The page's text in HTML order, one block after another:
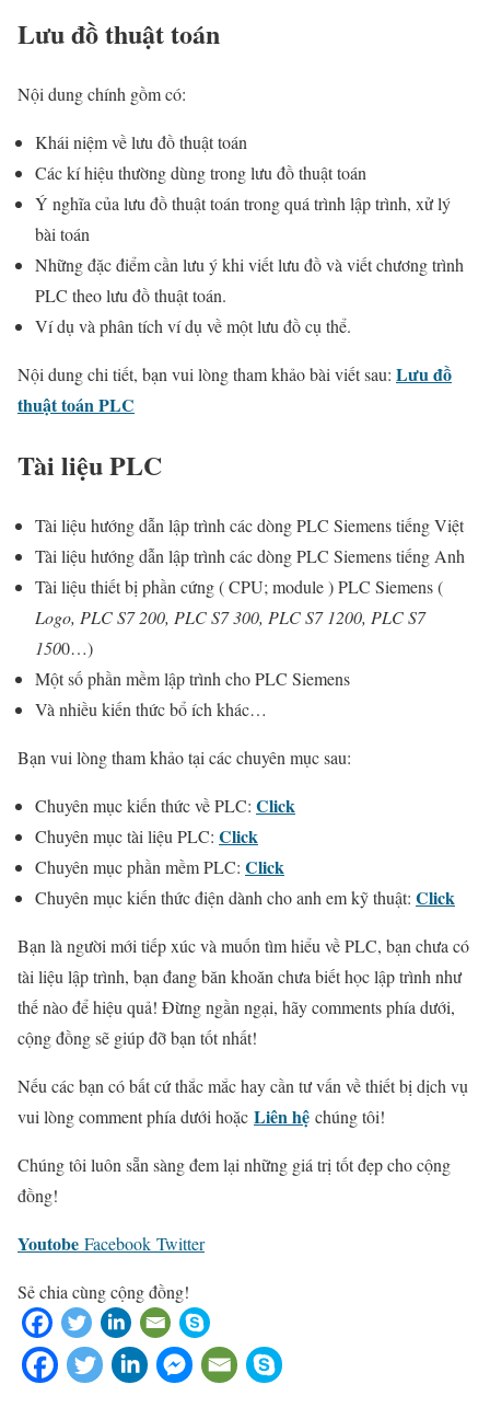
Lưu đồ thuật toán
Nội dung chính gồm có:
Khái niệm về lưu đồ thuật toán
Các kí hiệu thường dùng trong lưu đồ thuật toán
Ý nghĩa của lưu đồ thuật toán trong quá trình lập trình, xử lý
bài toán
Những đặc điểm cần lưu ý khi viết lưu đồ và viết chương trình
PLC theo lưu đồ thuật toán.
Ví dụ và phân tích ví dụ về một lưu đồ cụ thể.
Nội dung chi tiết, bạn vui lòng tham khảo bài viết sau: Lưu đồ
thuật toán PLC
Tài liệu PLC
Tài liệu hướng dẫn lập trình các dòng PLC Siemens tiếng Việt
Tài liệu hướng dẫn lập trình các dòng PLC Siemens tiếng Anh
Tài liệu thiết bị phần cứng ( CPU; module ) PLC Siemens (
Logo, PLC S7 200, PLC S7 300, PLC S7 1200, PLC S7
1500…)
Một số phần mềm lập trình cho PLC Siemens
Và nhiều kiến thức bổ ích khác…
Bạn vui lòng tham khảo tại các chuyên mục sau:
Chuyên mục kiến thức về PLC: Click
Chuyên mục tài liệu PLC: Click
Chuyên mục phần mềm PLC: Click
Chuyên mục kiến thức điện dành cho anh em kỹ thuật: Click
Bạn là người mới tiếp xúc và muốn tìm hiểu về PLC, bạn chưa có
tài liệu lập trình, bạn đang băn khoăn chưa biết học lập trình như
thế nào để hiệu quả! Đừng ngần ngại, hãy comments phía dưới,
cộng đồng sẽ giúp đỡ bạn tốt nhất!
Nếu các bạn có bất cứ thắc mắc hay cần tư vấn về thiết bị dịch vụ
vui lòng comment phía dưới hoặc Liên hệ chúng tôi!
Chúng tôi luôn sẵn sàng đem lại những giá trị tốt đẹp cho cộng
đồng!
Youtobe Facebook Twitter
Sẻ chia cùng cộng đồng!